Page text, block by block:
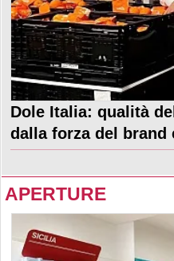
Dole Italia: qualità
dalla forza del
APERTURE